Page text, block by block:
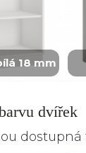
18 mm
dvířek